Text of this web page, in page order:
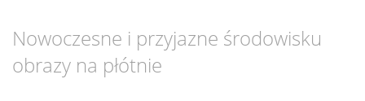
Nowoczesne i przyjazne środowisku
obrazy na płótnie